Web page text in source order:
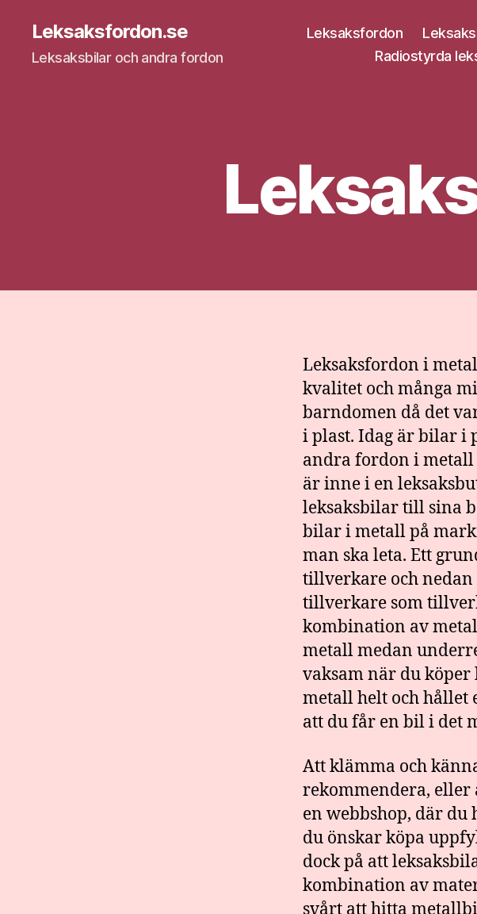
Leksaksfordon.se
Leksaksbilar och andra fordon
Leksaksfordon
Radiostyrda
Leksaksfordon i
kvalitet och många
barndomen då det
i plast. Idag är bilar i
andra fordon i
är inne i en
leksaksbilar till sina
bilar i metall på
man ska leta. Ett
tillverkare och
tillverkare som
kombination av
metall medan
vaksam när du
metall helt och hållet
att du får en bil i det
Att klämma och
rekommendera,
en webbshop, där
du önskar köpa
dock på att
kombination av